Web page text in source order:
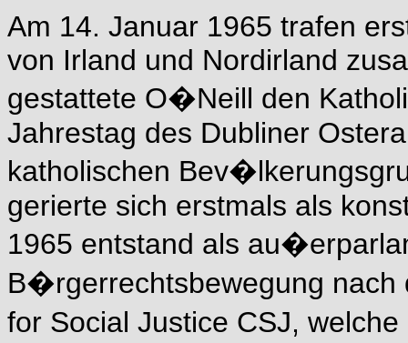
Am 14. Januar 1965 trafen
von Irland und Nordirland
gestattete O�Neill den
Jahrestag des Dubliner
katholischen
gerierte sich erstmals als
1965 entstand als
B�rgerrechtsbewegung nach
for Social Justice CSJ,